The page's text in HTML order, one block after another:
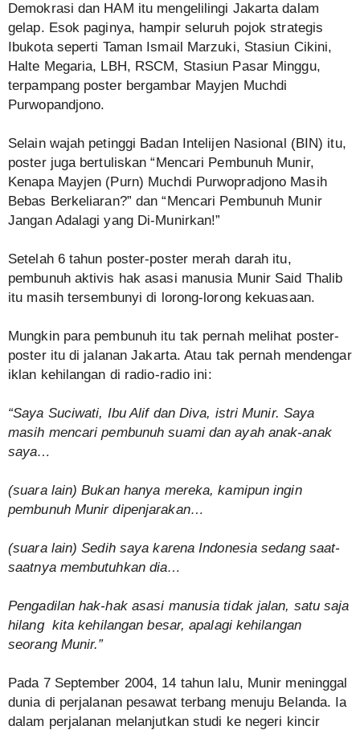
Demokrasi dan HAM itu mengelilingi Jakarta dalam
gelap. Esok paginya, hampir seluruh pojok strategis
Ibukota seperti Taman Ismail Marzuki, Stasiun Cikini,
Halte Megaria, LBH, RSCM, Stasiun Pasar Minggu,
terpampang poster bergambar Mayjen Muchdi
Purwopandjono.
Selain wajah petinggi Badan Intelijen Nasional (BIN) itu,
poster juga bertuliskan “Mencari Pembunuh Munir,
Kenapa Mayjen (Purn) Muchdi Purwopradjono Masih
Bebas Berkeliaran?” dan “Mencari Pembunuh Munir
Jangan Adalagi yang Di-Munirkan!”
Setelah 6 tahun poster-poster merah darah itu,
pembunuh aktivis hak asasi manusia Munir Said Thalib
itu masih tersembunyi di lorong-lorong kekuasaan.
Mungkin para pembunuh itu tak pernah melihat poster-
poster itu di jalanan Jakarta. Atau tak pernah mendengar
iklan kehilangan di radio-radio ini:
“Saya Suciwati, Ibu Alif dan Diva, istri Munir. Saya
masih mencari pembunuh suami dan ayah anak-anak
saya…
(suara lain) Bukan hanya mereka, kamipun ingin
pembunuh Munir dipenjarakan…
(suara lain) Sedih saya karena Indonesia sedang saat-
saatnya membutuhkan dia…
Pengadilan hak-hak asasi manusia tidak jalan, satu saja
hilang kita kehilangan besar, apalagi kehilangan
seorang Munir.”
Pada 7 September 2004, 14 tahun lalu, Munir meninggal
dunia di perjalanan pesawat terbang menuju Belanda. Ia
dalam perjalanan melanjutkan studi ke negeri kincir